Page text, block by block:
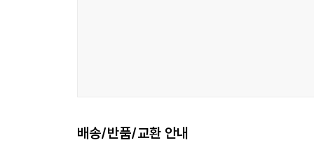
배송/반품/교환 안내